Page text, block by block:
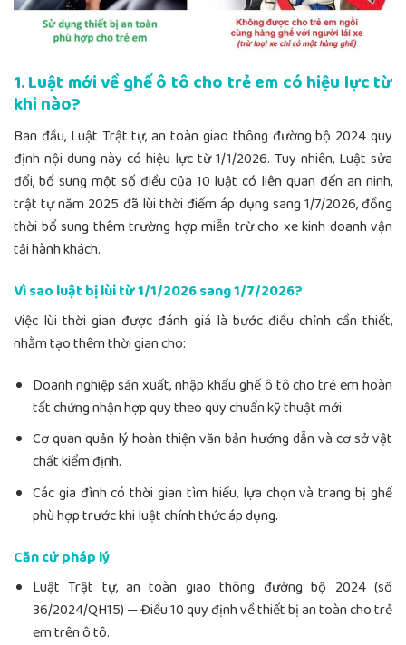
1. Luật mới về ghế ô tô cho trẻ em có hiệu lực từ
khi nào?
Ban đầu, Luật Trật tự, an toàn giao thông đường bộ 2024 quy
định nội dung này có hiệu lực từ 1/1/2026. Tuy nhiên, Luật sửa
đổi, bổ sung một số điều của 10 luật có liên quan đến an ninh,
trật tự năm 2025 đã lùi thời điểm áp dụng sang 1/7/2026, đồng
thời bổ sung thêm trường hợp miễn trừ cho xe kinh doanh vận
tải hành khách.
Vì sao luật bị lùi từ 1/1/2026 sang 1/7/2026?
Việc lùi thời gian được đánh giá là bước điều chỉnh cần thiết,
nhằm tạo thêm thời gian cho:
Doanh nghiệp sản xuất, nhập khẩu ghế ô tô cho trẻ em hoàn
tất chứng nhận hợp quy theo quy chuẩn kỹ thuật mới.
Cơ quan quản lý hoàn thiện văn bản hướng dẫn và cơ sở vật
chất kiểm định.
Các gia đình có thời gian tìm hiểu, lựa chọn và trang bị ghế
phù hợp trước khi luật chính thức áp dụng.
Căn cứ pháp lý
Luật Trật tự, an toàn giao thông đường bộ 2024 (số
36/2024/QH15) — Điều 10 quy định về thiết bị an toàn cho trẻ
em trên ô tô.